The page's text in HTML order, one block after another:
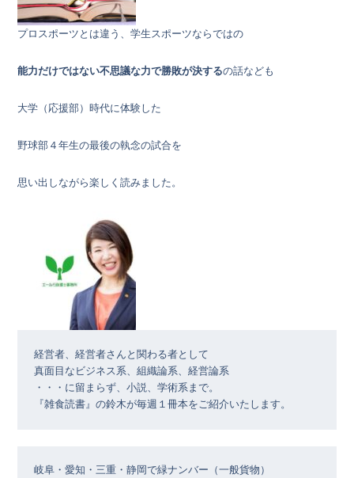
プロスポーツとは違う、学生スポーツならではの
能力だけではない不思議な力で勝敗が決するの話なども
大学（応援部）時代に体験した
野球部４年生の最後の執念の試合を
思い出しながら楽しく読みました。
経営者、経営者さんと関わる者として
真面目なビジネス系、組織論系、経営論系
・・・に留まらず、小説、学術系まで。
『雑食読書』の鈴木が毎週１冊本をご紹介いたします。
岐阜・愛知・三重・静岡で緑ナンバー（一般貨物）